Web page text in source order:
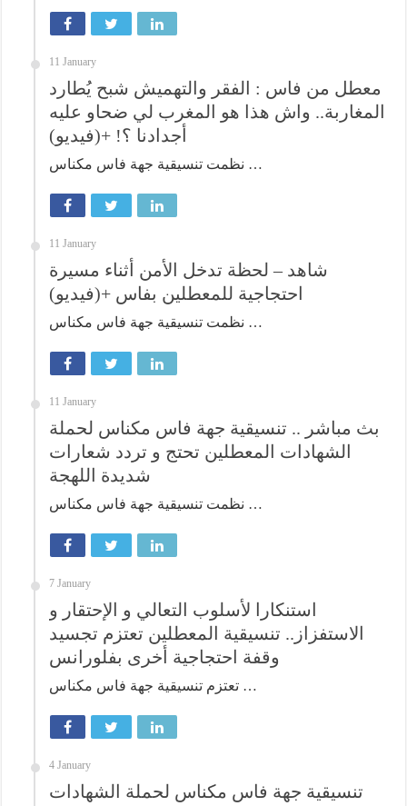
11 January
معطل من فاس : الفقر والتهميش شبح يُطارد
المغاربة.. واش هذا هو المغرب لي ضحاو عليه
أجدادنا ؟! +(فيديو)
نظمت تنسيقية جهة فاس مكناس …
11 January
شاهد – لحظة تدخل الأمن أثناء مسيرة
احتجاجية للمعطلين بفاس +(فيديو)
نظمت تنسيقية جهة فاس مكناس …
11 January
بث مباشر .. تنسيقية جهة فاس مكناس لحملة
الشهادات المعطلين تحتج و تردد شعارات
شديدة اللهجة
نظمت تنسيقية جهة فاس مكناس …
7 January
استنكارا لأسلوب التعالي و الإحتقار و
الاستفزاز.. تنسيقية المعطلين تعتزم تجسيد
وقفة احتجاجية أخرى بفلورانس
تعتزم تنسيقية جهة فاس مكناس …
4 January
تنسيقية جهة فاس مكناس لحملة الشهادات